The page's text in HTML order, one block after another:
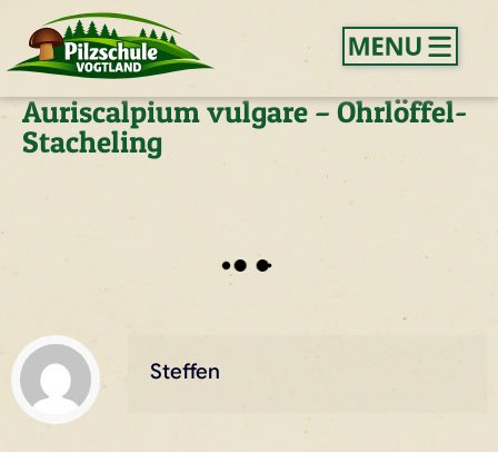
Auriscalpium vulgare – Ohrlöffel-
Stacheling
Steffen